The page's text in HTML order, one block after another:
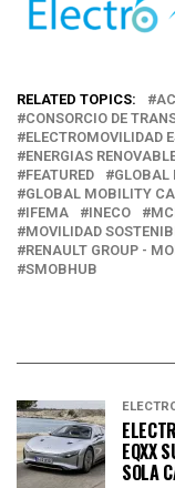
RELATED TOPICS:
CONSORCIO DE
ELECTROMOVILIDAD
ENERGIAS
FEATURED
GLOBAL
GLOBAL MOBILITY
IFEMA
INECO
MOVILIDAD
RENAULT GROUP -
SMOBHUB
EQXX
SOLA